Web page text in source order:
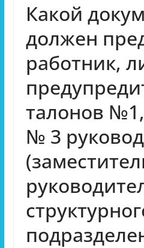
Какой
должен
работник,
талонов
№ 3